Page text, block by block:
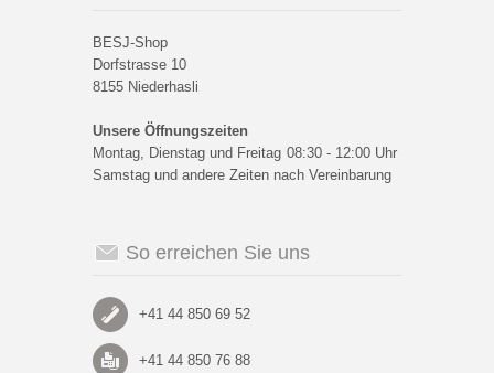
BESJ-Shop
Dorfstrasse 10
8155 Niederhasli
Unsere Öffnungszeiten
Montag, Dienstag und Freitag 08:30 - 12:00 Uhr
Samstag und andere Zeiten nach Vereinbarung
So erreichen Sie uns
+41 44 850 69 52
+41 44 850 76 88